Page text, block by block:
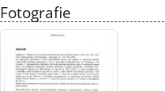
Fotografie